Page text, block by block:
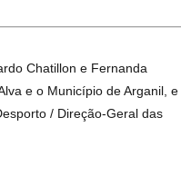
Chatillon e Fernanda
e o Município de Arganil, e
/ Direção-Geral das